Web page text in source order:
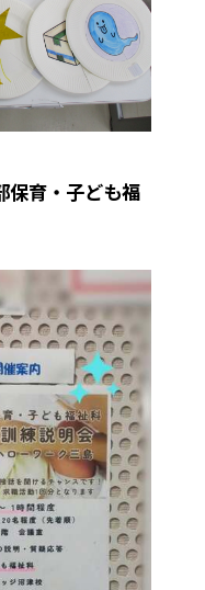
保育・子ども福